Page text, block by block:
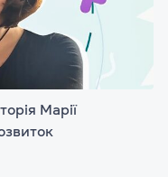
Марії